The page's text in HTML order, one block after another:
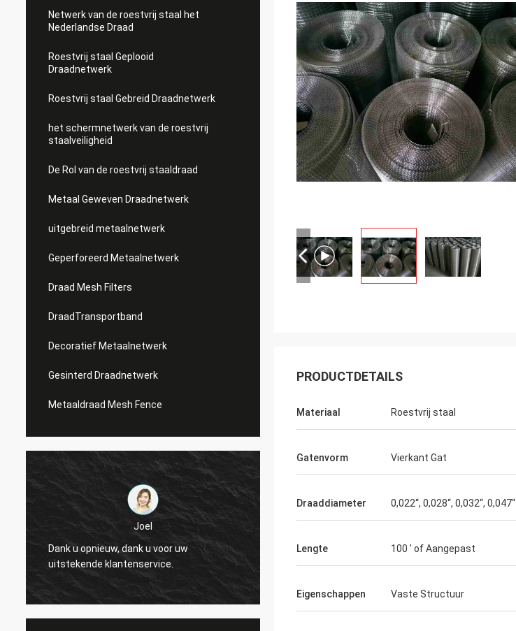
Netwerk van de roestvrij staal het
Nederlandse Draad
Roestvrij staal Geplooid
Draadnetwerk
Roestvrij staal Gebreid Draadnetwerk
het schermnetwerk van de roestvrij
staalveiligheid
De Rol van de roestvrij staaldraad
Metaal Geweven Draadnetwerk
uitgebreid metaalnetwerk
Geperforeerd Metaalnetwerk
Draad Mesh Filters
DraadTransportband
Decoratief Metaalnetwerk
Gesinterd Draadnetwerk
Metaaldraad Mesh Fence
Joel
opnieuw, dank u voor uw
klantenservice.
Dank u opnieuw, dank u voor uw
uitstekende klantenservice.
PRODUCTDETAILS
Materiaal Roestvrij staal
Gatenvorm Vierkant Gat
Draaddiameter 0,022“, 0,028“, 0,032“, 0,047“
Lengte 100 ' of Aangepast
Eigenschappen Vaste Structuur